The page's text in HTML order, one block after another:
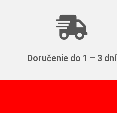
Doručenie do 1 – 3 dní